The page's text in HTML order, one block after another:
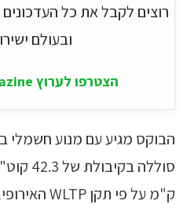
רוצים לקבל את כל
ובעולם
הצטרפו לערוץ EV Magazine בטלגרם